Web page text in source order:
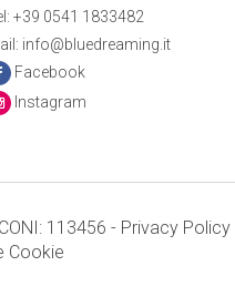
+39 0541 1833482
info@bluedreaming.it
Facebook
Instagram
113456 - Privacy Policy
Cookie